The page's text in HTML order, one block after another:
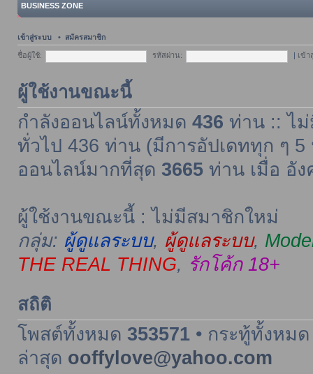
BUSINESS ZONE
เข้าสู่ระบบ • สมัครสมาชิก
ชื่อผู้ใช้: รหัสผ่าน: เข้
ผู้ใช้งานขณะนี้
กำลังออนไลน์ทั้งหมด 436 ท่าน :: ไ
ทั่วไป 436 ท่าน (มีการอัปเดททุก ๆ 5
ออนไลน์มากที่สุด 3665ท่าน เมื่อ อัง
ผู้ใช้งานขณะนี้ : ไม่มีสมาชิกใหม่
กลุ่ม: ผู้ดูแลระบบ, ผู้ดูแลระบบ,
THE REAL THING, รักโค้ก 18+
สถิติ
โพสต์ทั้งหมด 353571• กระทู้ทั้งหม
ล่าสุด ooffylove@yahoo.com